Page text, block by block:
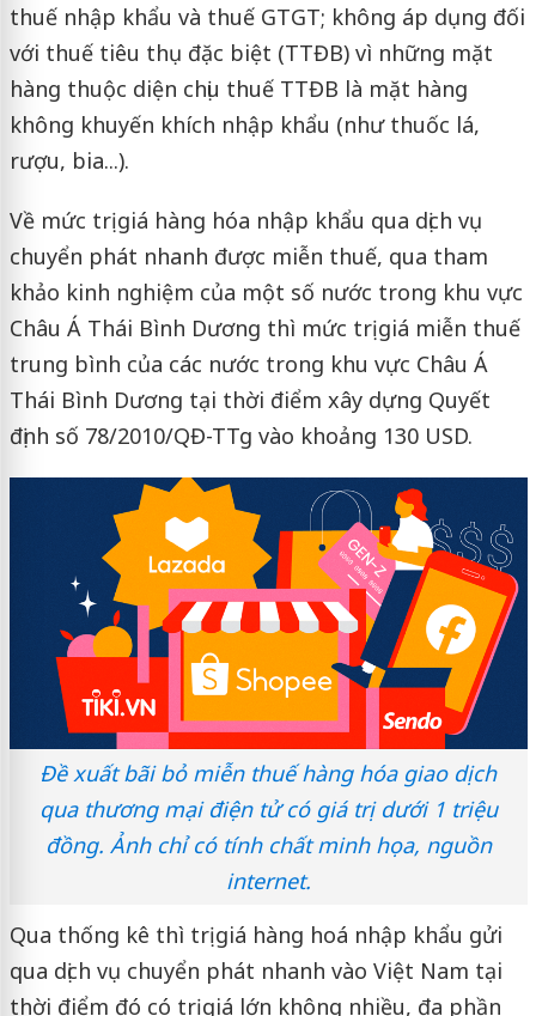
thuế nhập khẩu và thuế GTGT; không áp dụng đối
với thuế tiêu thụ đặc biệt (TTĐB) vì những mặt
hàng thuộc diện chịu thuế TTĐB là mặt hàng
không khuyến khích nhập khẩu (như thuốc lá,
rượu, bia...).
Về mức trị giá hàng hóa nhập khẩu qua dịch vụ
chuyển phát nhanh được miễn thuế, qua tham
khảo kinh nghiệm của một số nước trong khu vực
Châu Á Thái Bình Dương thì mức trị giá miễn thuế
trung bình của các nước trong khu vực Châu Á
Thái Bình Dương tại thời điểm xây dựng Quyết
định số 78/2010/QĐ-TTg vào khoảng 130 USD.
Đề xuất bãi bỏ miễn thuế hàng hóa giao dịch
qua thương mại điện tử có giá trị dưới 1 triệu
đồng. Ảnh chỉ có tính chất minh họa, nguồn
internet.
Qua thống kê thì trị giá hàng hoá nhập khẩu gửi
qua dịch vụ chuyển phát nhanh vào Việt Nam tại
thời điểm đó có trị giá lớn không nhiều, đa phần